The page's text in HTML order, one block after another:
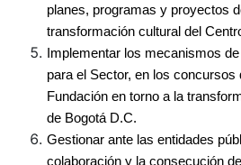
planes, programas y proyectos
transformación cultural del
Implementar los mecanismos
para el Sector, en los concursos
Fundación en torno a la
de Bogotá D.C.
Gestionar ante las entidades
colaboración y la consecución